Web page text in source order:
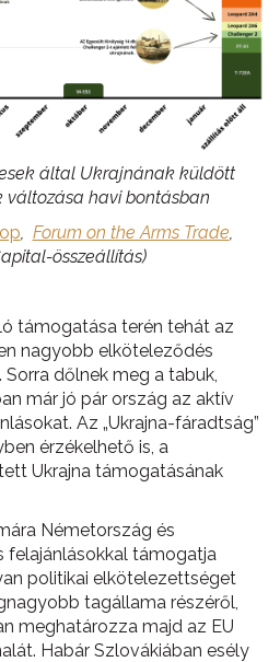
által Ukrajnának küldött
havi bontásban
Forum on the Arms Trade
összeállítás)
támogatása terén tehát az
nagyobb elköteleződés
dőlnek meg a tabuk,
már jó pár ország az aktív
Az „Ukrajna-fáradtság”
érzékelhető is, a
Ukrajna támogatásának
Németország és
felajánlásokkal támogatja
politikai elkötelezettséget
tagállama részéről,
meghatározza majd az EU
Habár Szlovákiában esély